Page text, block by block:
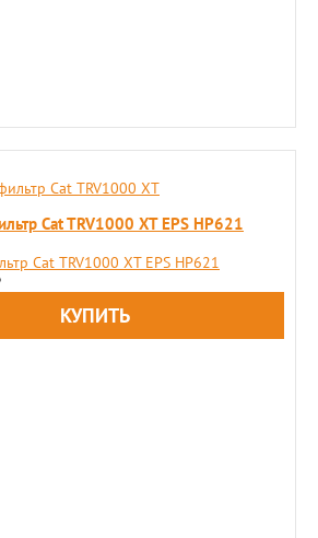
Cat TRV1000 XT EPS HP621
Cat TRV1000 XT EPS HP621